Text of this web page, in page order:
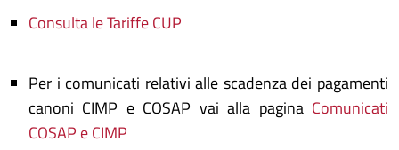
Consulta le Tariffe CUP
Per i comunicati relativi alle scadenza dei pagamenti
canoni CIMP e COSAP vai alla pagina Comunicati
COSAP e CIMP